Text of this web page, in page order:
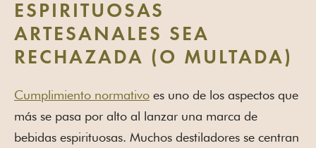
ESPIRITUOSAS
ARTESANALES SEA
RECHAZADA (O MULTADA)
Cumplimiento normativo es uno de los aspectos que
más se pasa por alto al lanzar una marca de
bebidas espirituosas. Muchos destiladores se centran